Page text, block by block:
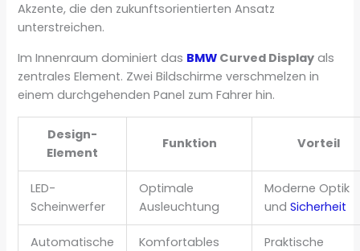
Akzente, die den zukunftsorientierten Ansatz
unterstreichen.
Im Innenraum dominiert das BMW Curved Display als
zentrales Element. Zwei Bildschirme verschmelzen in
einem durchgehenden Panel zum Fahrer hin.
Design-
Element
Funktion Vorteil
LED-
Scheinwerfer
Optimale
Ausleuchtung
Moderne Optik
undSicherheit
Automatische
Komfortables
Praktische